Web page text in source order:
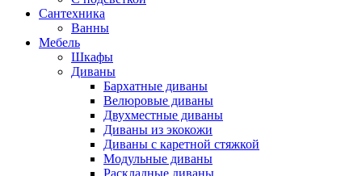
Сантехника
Ванны
Мебель
Шкафы
Диваны
Бархатные диваны
Велюровые диваны
Двухместные диваны
Диваны из экокожи
Диваны с каретной стяжкой
Модульные диваны
Раскладные диваны